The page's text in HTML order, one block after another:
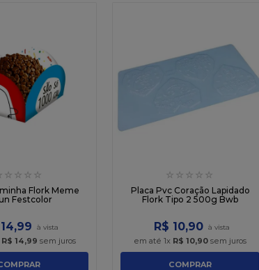
☆ ☆ ☆ ☆
Flork Meme
Festcolor
14,99
R$ 14,99 sem juros
☆ ☆ ☆ ☆ ☆
Placa Pvc Coração Lapidado
Flork Tipo 2 500g Bwb
R$ 10,90
em até 1x R$ 10,90 sem juros
COMPRAR